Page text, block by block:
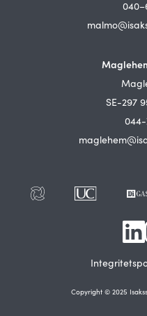
SE-297
044-
Copyright © 2025